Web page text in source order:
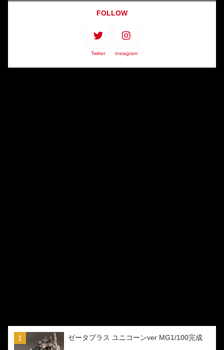
FOLLOW
Twitter instagram
ゼータプラス ユニコーンver MG1/100完成